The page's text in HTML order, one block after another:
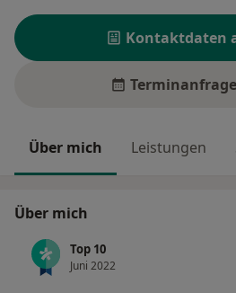
Kontaktdaten
Über mich Leistungen
Über mich
Top 10
Juni 2022